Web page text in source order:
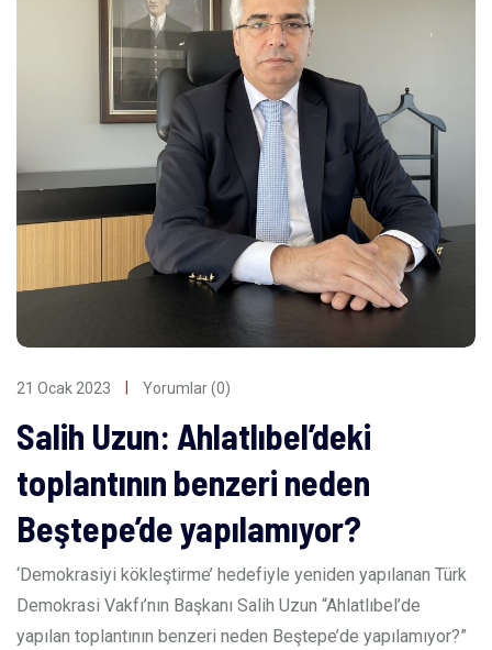
21 Ocak 2023 Yorumlar (0)
Salih Uzun: Ahlatlıbel’deki
toplantının benzeri neden
Beştepe’de yapılamıyor?
‘Demokrasiyi kökleştirme’ hedefiyle yeniden yapılanan Türk
Demokrasi Vakfı’nın Başkanı Salih Uzun “Ahlatlıbel’de
yapılan toplantının benzeri neden Beştepe’de yapılamıyor?”